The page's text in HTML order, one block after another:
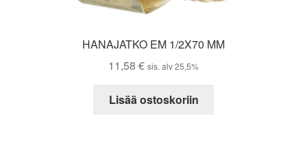
HANAJATKO EM 1/2X70 MM
11,58 € sis. alv 25,5%
Lisää ostoskoriin